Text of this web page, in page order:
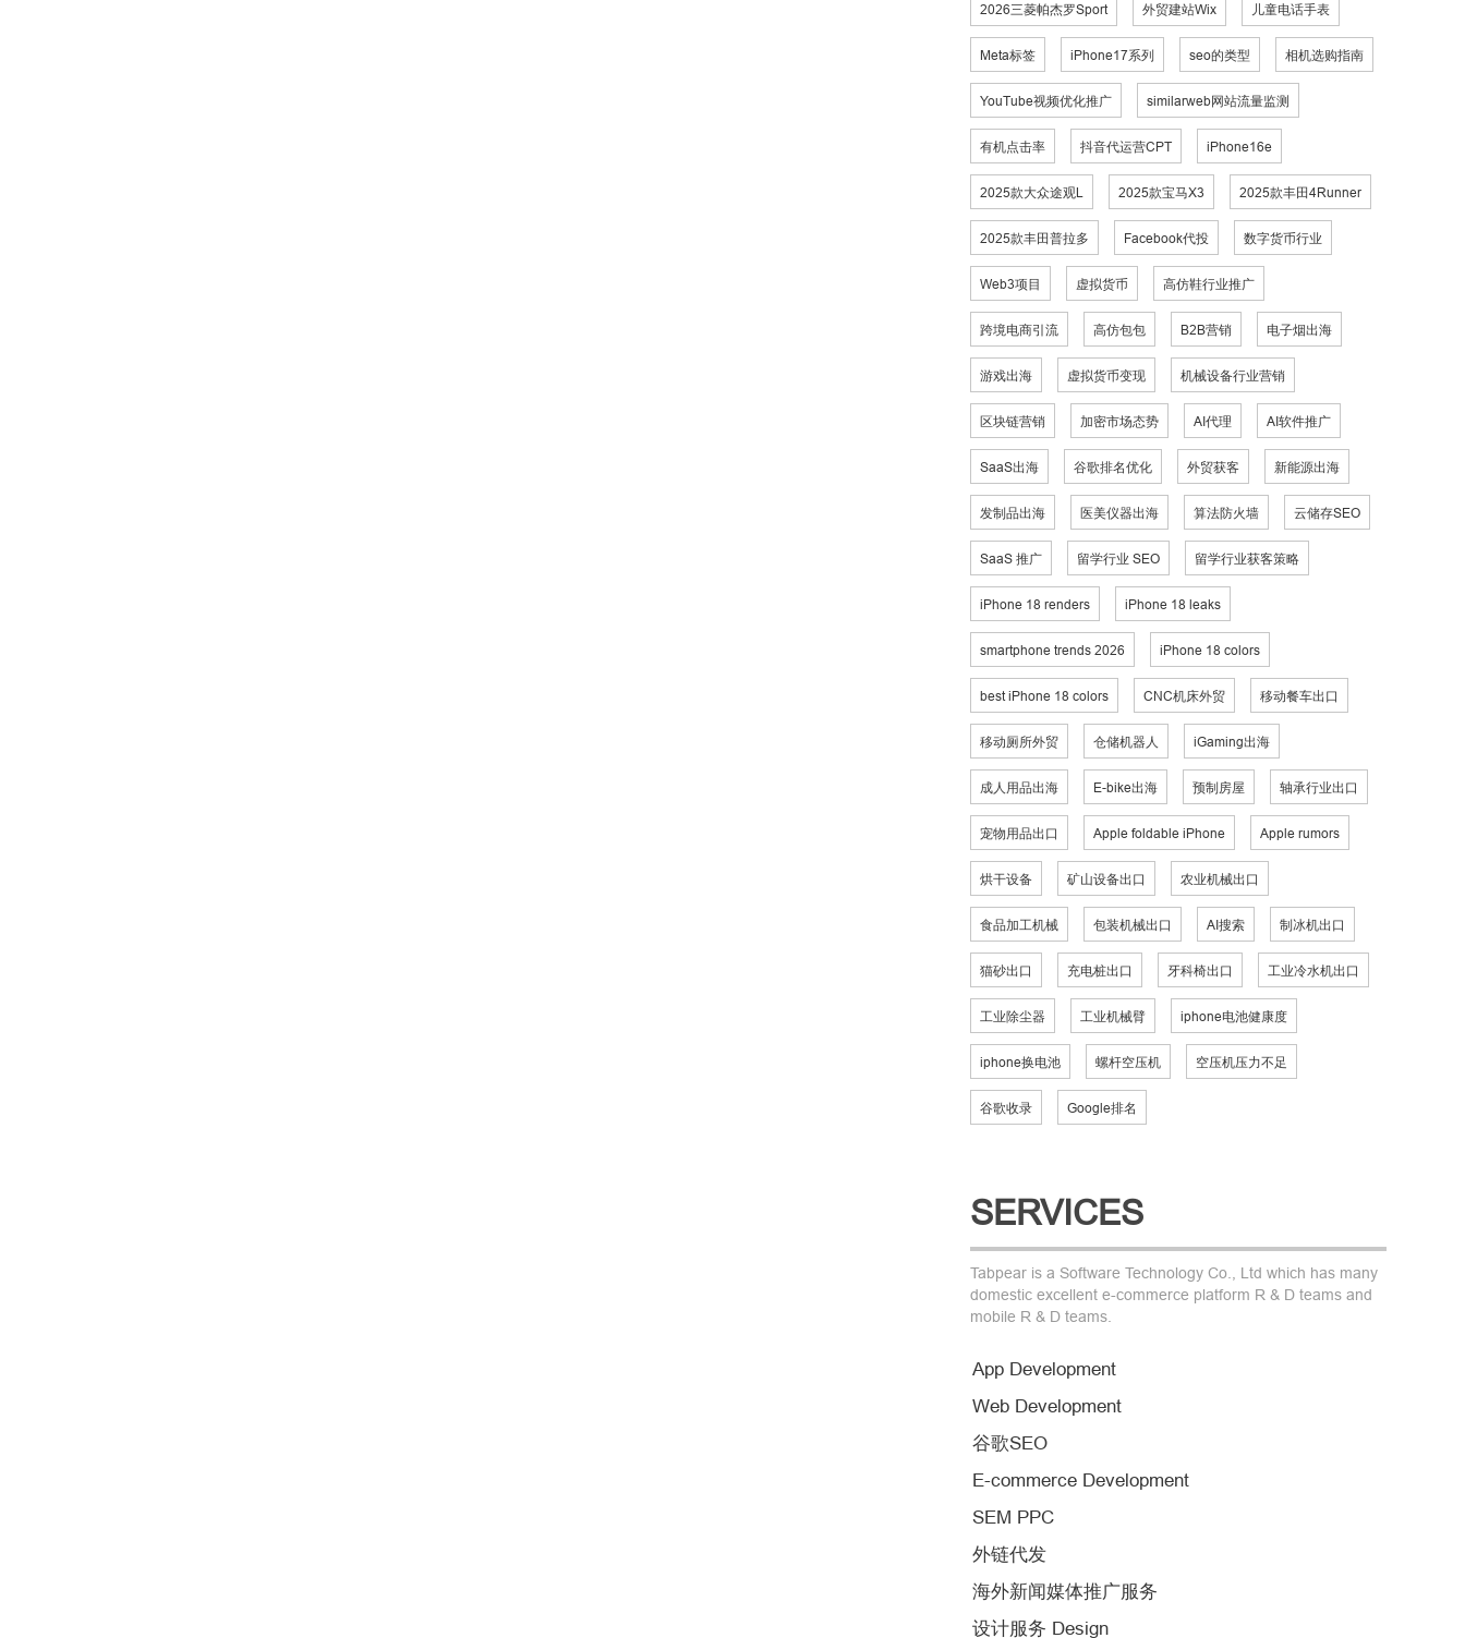
2026三菱帕杰罗Sport 外贸建站Wix 儿童电话手表
Meta标签 iPhone17系列 seo的类型 相机选购指南
YouTube视频优化推广 similarweb网站流量监测
有机点击率 抖音代运营CPT iPhone16e
2025款大众途观L 2025款宝马X3 2025款丰田4Runner
2025款丰田普拉多 Facebook代投 数字货币行业
Web3项目 虚拟货币 高仿鞋行业推广
跨境电商引流 高仿包包 B2B营销 电子烟出海
游戏出海 虚拟货币变现 机械设备行业营销
区块链营销 加密市场态势 AI代理 AI软件推广
SaaS出海 谷歌排名优化 外贸获客 新能源出海
发制品出海 医美仪器出海 算法防火墙 云储存SEO
SaaS 推广 留学行业 SEO 留学行业获客策略
iPhone 18 renders iPhone 18 leaks
smartphone trends 2026 iPhone 18 colors
best iPhone 18 colors CNC机床外贸 移动餐车出口
移动厕所外贸 仓储机器人 iGaming出海
成人用品出海 E-bike出海 预制房屋 轴承行业出口
宠物用品出口 Apple foldable iPhone Apple rumors
烘干设备 矿山设备出口 农业机械出口
食品加工机械 包装机械出口 AI搜索 制冰机出口
猫砂出口 充电桩出口 牙科椅出口 工业冷水机出口
工业除尘器 工业机械臂 iphone电池健康度
iphone换电池 螺杆空压机 空压机压力不足
谷歌收录 Google排名
SERVICES
Tabpear is a Software Technology Co., Ltd which has many
domestic excellent e-commerce platform R & D teams and
mobile R & D teams.
App Development
Web Development
谷歌SEO
E-commerce Development
SEM PPC
外链代发
海外新闻媒体推广服务
设计服务 Design